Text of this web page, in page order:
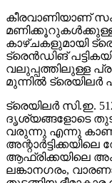
കീരവാണിയാണ്
കാഴ്ചകളുമായി
ട്രെന്‍ഡിങ്
വലുപ്പത്തിലുള്ള
മുന്നില്‍ ട്രെയിലര്‍
ട്രെയിലര്‍ സി.ഇ.
ദൃശ്യങ്ങളോടെ
വരുന്നു എന്നു
ആഫ്രിക്കയിലെ
ലങ്കാനഗരം,